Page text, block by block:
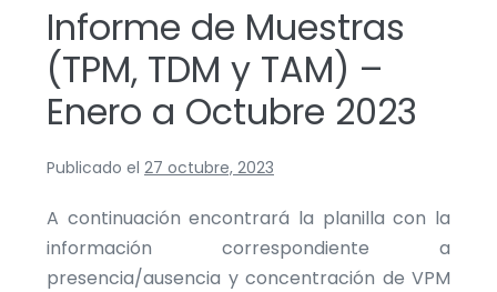
Informe de Muestras
(TPM, TDM y TAM) –
Enero a Octubre 2023
Publicado el 27 octubre, 2023
A continuación encontrará la planilla con la
información correspondiente a
presencia/ausencia y concentración de VPM